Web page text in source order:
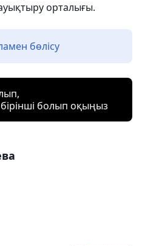
орталығы.
бөлісу
болып оқыңыз